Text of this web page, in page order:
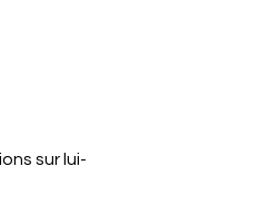
sur lui-